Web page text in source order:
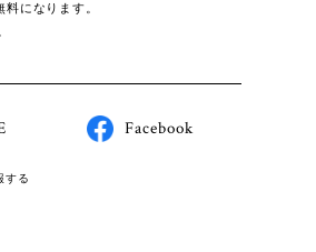
になります。
Facebook
する